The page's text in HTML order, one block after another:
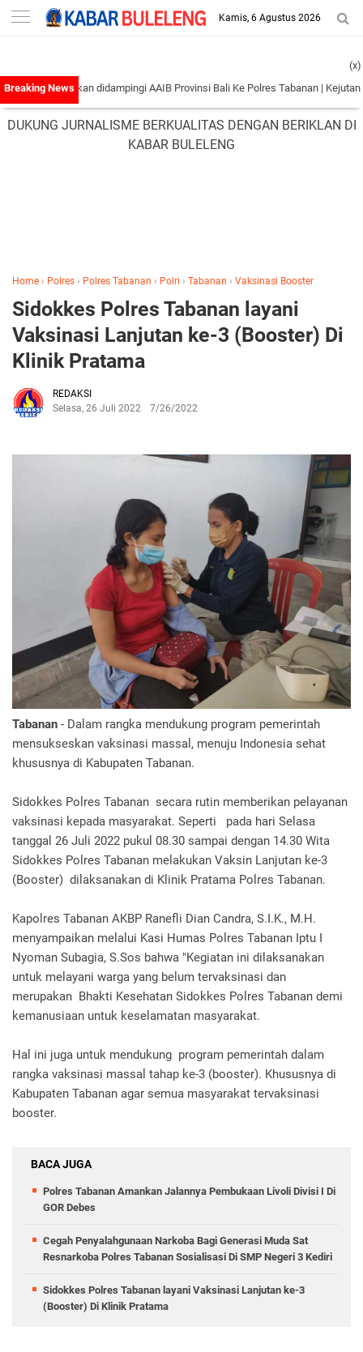
-->
Kamis, 6 Agustus 2026
didampingi AAIB Provinsi Bali Ke Polres Tabanan|Kejutan
(x)
DUKUNG JURNALISME BERKUALITAS DENGAN BERIKLAN DI
KABAR BULELENG
Home › Polres › Polres Tabanan › Polri › Tabanan › Vaksinasi Booster
Sidokkes Polres Tabanan layani
Vaksinasi Lanjutan ke-3 (Booster) Di
Klinik Pratama
REDAKSI
Selasa, 26 Juli 2022
7/26/2022
Tabanan - Dalam rangka mendukung program pemerintah
mensukseskan vaksinasi massal, menuju Indonesia sehat
khususnya di Kabupaten Tabanan.
Sidokkes Polres Tabanan secara rutin memberikan pelayanan
vaksinasi kepada masyarakat. Seperti pada hari Selasa
tanggal 26 Juli 2022 pukul 08.30 sampai dengan 14.30 Wita
Sidokkes Polres Tabanan melakukan Vaksin Lanjutan ke-3
(Booster) dilaksanakan di Klinik Pratama Polres Tabanan.
Kapolres Tabanan AKBP Ranefli Dian Candra, S.I.K., M.H.
menyampaikan melalui Kasi Humas Polres Tabanan Iptu I
Nyoman Subagia, S.Sos bahwa "Kegiatan ini dilaksanakan
untuk melayani warga yang belum tervaksinasi dan
merupakan Bhakti Kesehatan Sidokkes Polres Tabanan demi
kemanusiaan untuk keselamatan masyarakat.
Hal ini juga untuk mendukung program pemerintah dalam
rangka vaksinasi massal tahap ke-3 (booster). Khususnya di
Kabupaten Tabanan agar semua masyarakat tervaksinasi
booster.
BACA JUGA
Polres Tabanan Amankan Jalannya Pembukaan Livoli Divisi I Di
GOR Debes
Cegah Penyalahgunaan Narkoba Bagi Generasi Muda Sat
Resnarkoba Polres Tabanan Sosialisasi Di SMP Negeri 3 Kediri
Sidokkes Polres Tabanan layani Vaksinasi Lanjutan ke-3
(Booster) Di Klinik Pratama